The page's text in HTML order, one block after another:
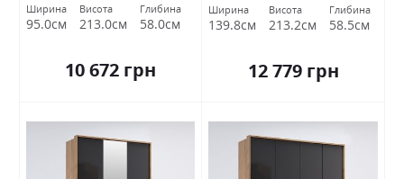
Ширина
95.0см
Висота
213.0см
Глибина
58.0см
10 672 грн
Ширина
139.8см
Висота
213.2см
Глибина
58.5см
12 779 грн